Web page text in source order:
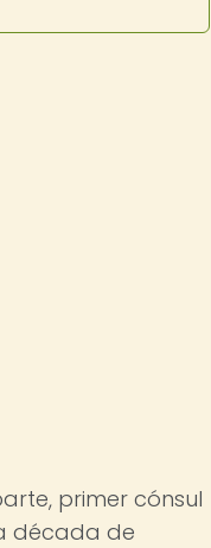
primer cónsul
década de